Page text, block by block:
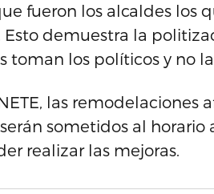
fueron los alcaldes los
demuestra la
toman los políticos y no
las remodelaciones
sometidos al horario
realizar las mejoras.